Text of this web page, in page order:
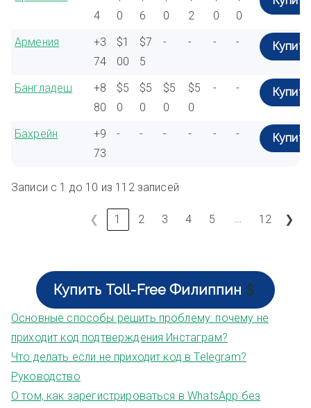
4
0
6
0
2
0
0
Армения
+3
74
$1
00
$7
5
- - - - Купить
Бангладеш
+8
80
$5
0
$5
0
$5
0
$5
0
- - Купить
Бахрейн
+9
73
- - - - - - Купить
Записи с 1 до 10 из 112 записей
❮ 1 2 3 4 5 … 12 ❯
Купить Toll-Free Филиппин
Основные способы решить проблему: почему не
приходит код подтверждения Инстаграм?
Что делать если не приходит код в Telegram?
Руководство
О том, как зарегистрироваться в WhatsApp без